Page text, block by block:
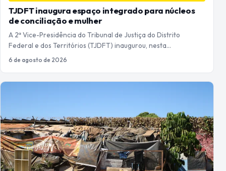
TJDFT inaugura espaço integrado para núcleos
de conciliação e mulher
A 2ª Vice-Presidência do Tribunal de Justiça do Distrito
Federal e dos Territórios (TJDFT) inaugurou, nesta…
6 de agosto de 2026